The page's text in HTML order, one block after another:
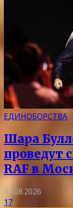
ЕДИНОБОРСТВА
Шара
проведут
RAF в
07.08.2026
17